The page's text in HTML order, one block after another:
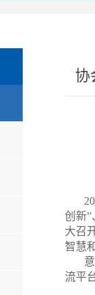
协
创新”
大召
智慧
意大
流平